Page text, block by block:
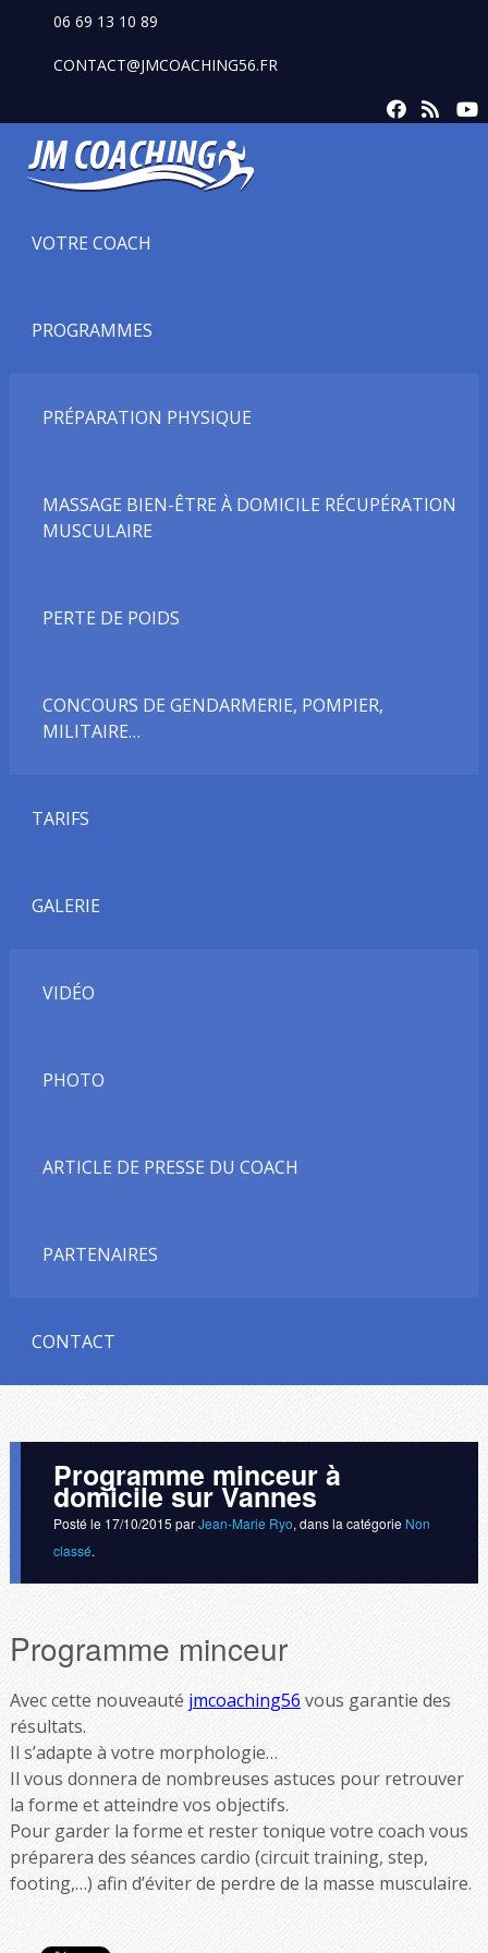
06 69 13 10 89
CONTACT@JMCOACHING56.FR
VOTRE COACH
PROGRAMMES
PRÉPARATION PHYSIQUE
MASSAGE BIEN-ÊTRE À DOMICILE RÉCUPÉRATION
MUSCULAIRE
PERTE DE POIDS
CONCOURS DE GENDARMERIE, POMPIER,
MILITAIRE…
TARIFS
GALERIE
VIDÉO
PHOTO
ARTICLE DE PRESSE DU COACH
PARTENAIRES
CONTACT
Programme minceur à
domicile sur Vannes
Posté le 17/10/2015 parJean-Marie Ryo, dans la catégorie Non
classé.
Programme minceur
Avec cette nouveauté jmcoaching56 vous garantie des
résultats.
Il s’adapte à votre morphologie…
Il vous donnera de nombreuses astuces pour retrouver
la forme et atteindre vos objectifs.
Pour garder la forme et rester tonique votre coach vous
préparera des séances cardio (circuit training, step,
footing,…) afin d’éviter de perdre de la masse musculaire.